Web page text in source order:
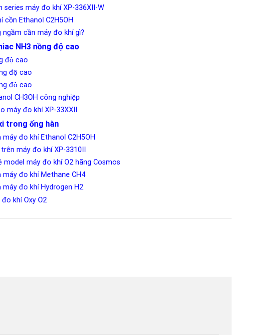
series máy đo khí XP-336XII-W
cồn Ethanol C2H5OH
ngầm cần máy đo khí gì?
NH3 nồng độ cao
độ cao
độ cao
độ cao
CH3OH công nghiệp
máy đo khí XP-33XXII
trong ống hàn
máy đo khí Ethanol C2H5OH
máy đo khí XP-3310II
model máy đo khí O2 hãng Cosmos
máy đo khí Methane CH4
máy đo khí Hydrogen H2
khí Oxy O2